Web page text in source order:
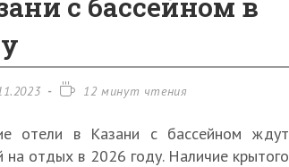
Время12 минут чтения
отели в Казани с бассейном ждут
на отдых в 2026 году. Наличие крытого